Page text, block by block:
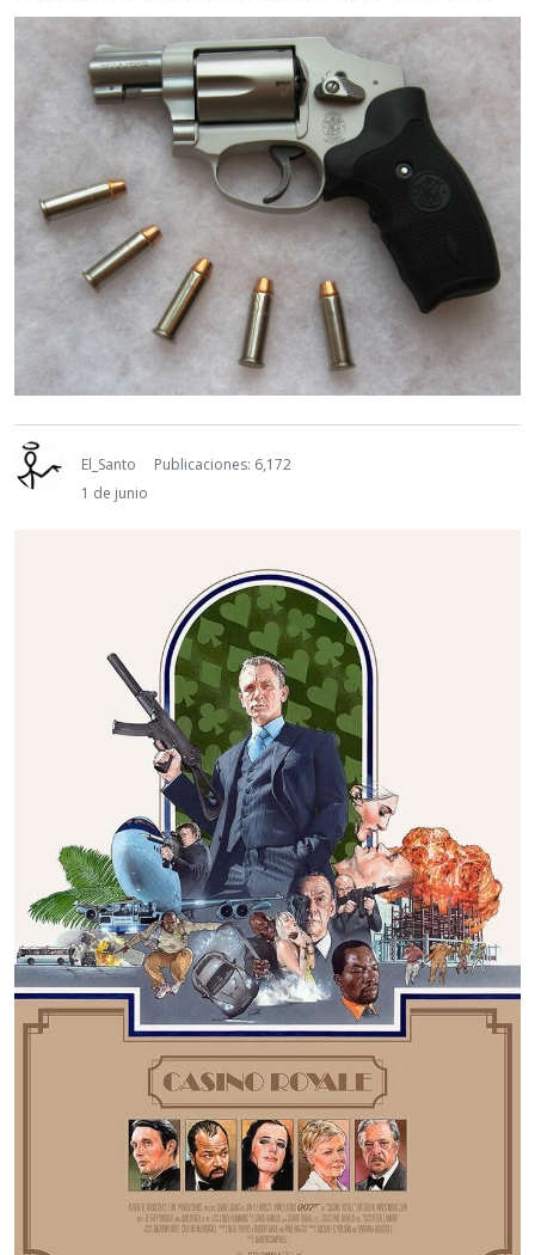
El_Santo
Publicaciones: 6,172
1 de junio